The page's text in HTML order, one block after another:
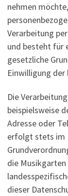
nehmen
Verarbeitung
und besteht für
gesetzliche
Einwilligung der
Die
beispielsweise
Adresse oder
erfolgt stets im
die
dieser